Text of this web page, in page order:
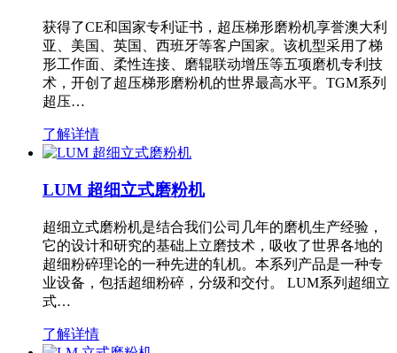
获得了CE和国家专利证书，超压梯形磨粉机享誉澳大利
亚、美国、英国、西班牙等客户国家。该机型采用了梯
形工作面、柔性连接、磨辊联动增压等五项磨机专利技
术，开创了超压梯形磨粉机的世界最高水平。TGM系列
超压…
了解详情
LUM 超细立式磨粉机
超细立式磨粉机是结合我们公司几年的磨机生产经验，
它的设计和研究的基础上立磨技术，吸收了世界各地的
超细粉碎理论的一种先进的轧机。本系列产品是一种专
业设备，包括超细粉碎，分级和交付。 LUM系列超细立
式…
了解详情